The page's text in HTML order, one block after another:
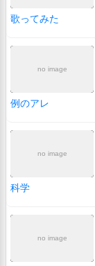
歌ってみた
no image
例のアレ
no image
科学
no image